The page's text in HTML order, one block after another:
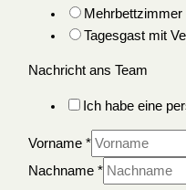
Mehrbettzimmer
Tagesgast mit
Nachricht ans Team
Ich habe eine
Vorname *
Nachname *